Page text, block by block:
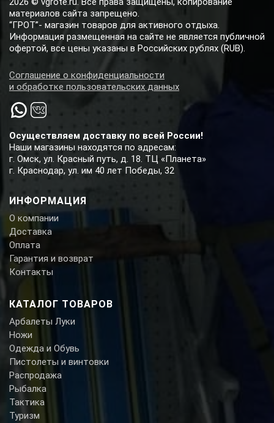
Осуществляем доставку по всей России!
Наши магазины находятся по адресам:
г. Омск, ул. Красный путь, д. 18. ТЦ «Планета»
г. Краснодар, ул. им 40 лет Победы, 32
ИНФОРМАЦИЯ
О компании
Доставка
Оплата
Гарантия и возврат
Контакты
КАТАЛОГ ТОВАРОВ
Арбалеты Луки
Ножи
Одежда и Обувь
Пистолеты и винтовки
Распродажа
Рыбалка
Тактика
Туризм
материалов сайта запрещено.
“ГРОТ”- магазин товаров для активного отдыха.
Информация размещенная на сайте не является публичной
офертой, все цены указаны в Российских рублях (RUB).
Соглашение о конфиденциальности
и обработке пользовательских данных